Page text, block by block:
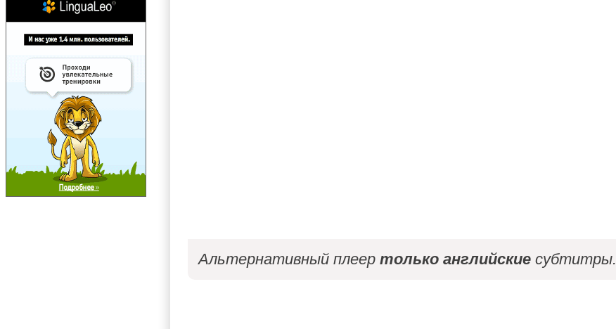
Альтернативный плеер только английскиесубтитры.